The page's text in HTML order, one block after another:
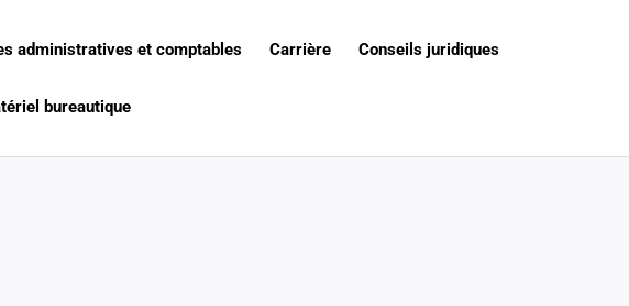
administratives et comptables Carrière Conseils juridiques
bureautique